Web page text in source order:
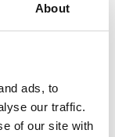
About
ads, to
our traffic.
of our site with